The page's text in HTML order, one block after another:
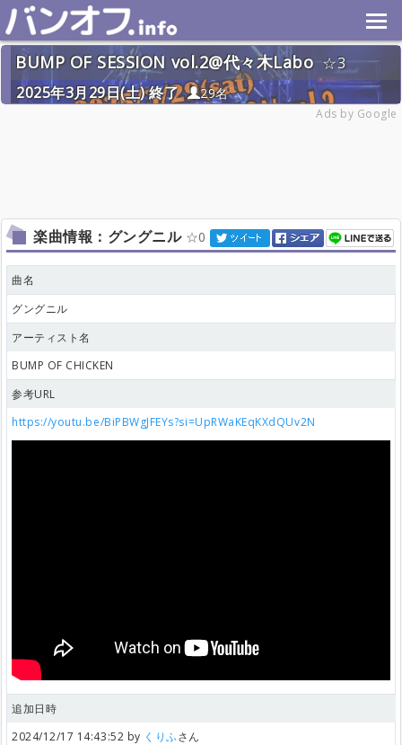
BUMP OF SESSION vol.2@代々木Labo
3
2025年3月29日(土) 終了
29名
Ads by Google
楽曲情報：グングニル 0
曲名
グングニル
アーティスト名
BUMP OF CHICKEN
参考URL
https://youtu.be/BiPBWgJFEYs?si=UpRWaKEqKXdQUv2N
追加日時
2024/12/17 14:43:52 by くりふさん